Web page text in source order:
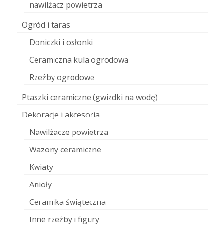
nawilżacz powietrza
Ogród i taras
Doniczki i osłonki
Ceramiczna kula ogrodowa
Rzeźby ogrodowe
Ptaszki ceramiczne (gwizdki na wodę)
Dekoracje i akcesoria
Nawilżacze powietrza
Wazony ceramiczne
Kwiaty
Anioły
Ceramika świąteczna
Inne rzeźby i figury